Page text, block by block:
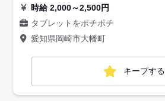
時給 2,000～2,500円
タブレットをポチポチ
愛知県岡崎市大幡町
キープする